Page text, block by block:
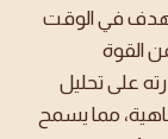
في الوقت
القوة
على تحليل
مما يسمح